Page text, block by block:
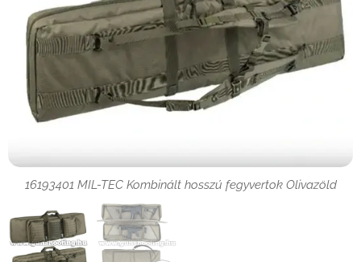
16193401 MIL-TEC Kombinált hosszú fegyvertok Olivazöld